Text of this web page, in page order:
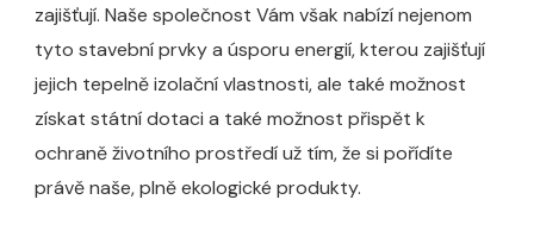
zajišťují. Naše společnost Vám však nabízí nejenom
tyto stavební prvky a úsporu energií, kterou zajišťují
jejich tepelně izolační vlastnosti, ale také možnost
získat státní dotaci a také možnost přispět k
ochraně životního prostředí už tím, že si pořídíte
právě naše, plně ekologické produkty.